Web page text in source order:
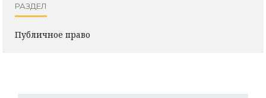
РАЗДЕЛ
Публичное право